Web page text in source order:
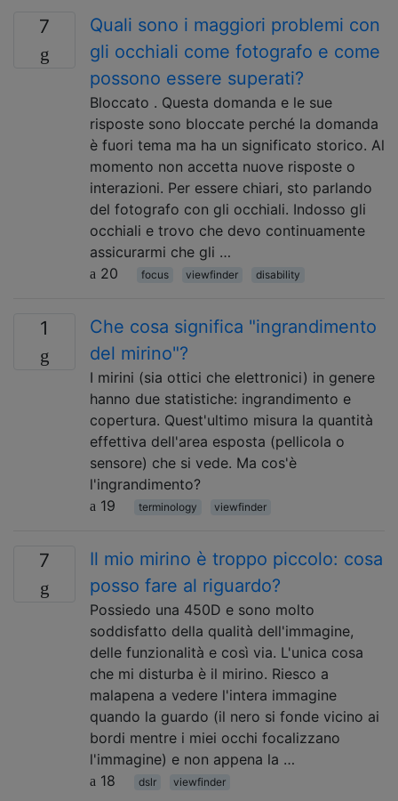
7
Quali sono i maggiori problemi con
gli occhiali come fotografo e come
possono essere superati?
Bloccato . Questa domanda e le sue
risposte sono bloccate perché la domanda
è fuori tema ma ha un significato storico. Al
momento non accetta nuove risposte o
interazioni. Per essere chiari, sto parlando
del fotografo con gli occhiali. Indosso gli
occhiali e trovo che devo continuamente
assicurarmi che gli …
20
focus viewfinder disability
1
Che cosa significa "ingrandimento
del mirino"?
I mirini (sia ottici che elettronici) in genere
hanno due statistiche: ingrandimento e
copertura. Quest'ultimo misura la quantità
effettiva dell'area esposta (pellicola o
sensore) che si vede. Ma cos'è
l'ingrandimento?
19
terminology viewfinder
7
Il mio mirino è troppo piccolo: cosa
posso fare al riguardo?
Possiedo una 450D e sono molto
soddisfatto della qualità dell'immagine,
delle funzionalità e così via. L'unica cosa
che mi disturba è il mirino. Riesco a
malapena a vedere l'intera immagine
quando la guardo (il nero si fonde vicino ai
bordi mentre i miei occhi focalizzano
l'immagine) e non appena la …
18
dslr viewfinder